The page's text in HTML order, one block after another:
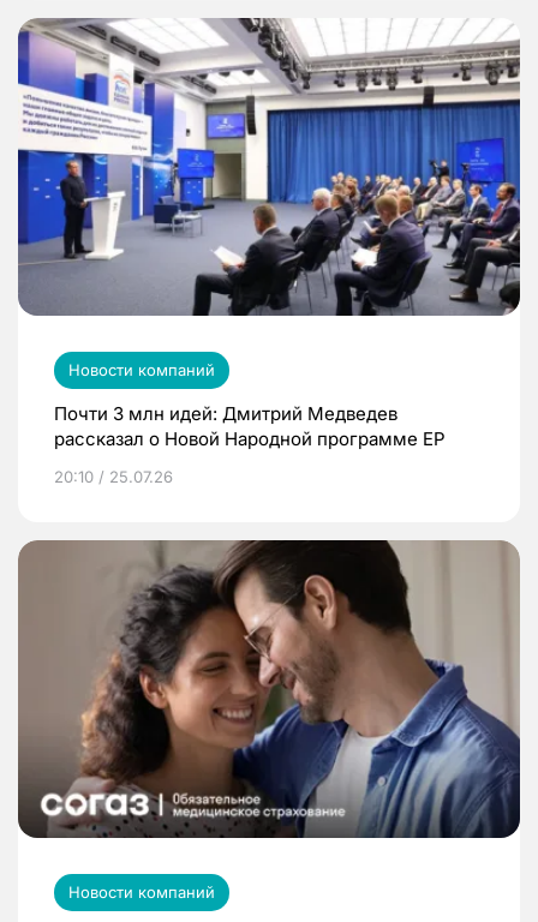
Новости компаний
Почти 3 млн идей: Дмитрий Медведев
рассказал о Новой Народной программе ЕР
20:10 / 25.07.26
Новости компаний